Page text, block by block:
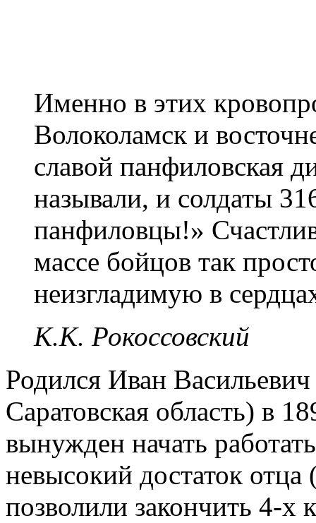
Именно в этих
Волоколамск и
славой панфиловская
называли, и солдаты
панфиловцы!»
массе бойцов так
неизгладимую в
К.К. Рокоссовский
Родился Иван
Саратовская область) в
вынужден начать
невысокий достаток
позволили закончить 4-х